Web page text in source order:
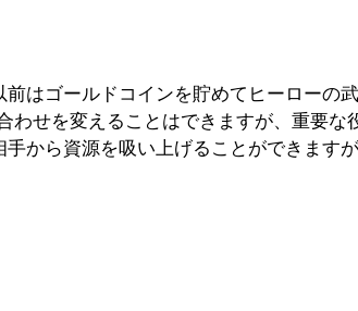
はゴールドコインを貯めてヒーローの
せを変えることはできますが、重要な
から資源を吸い上げることができます